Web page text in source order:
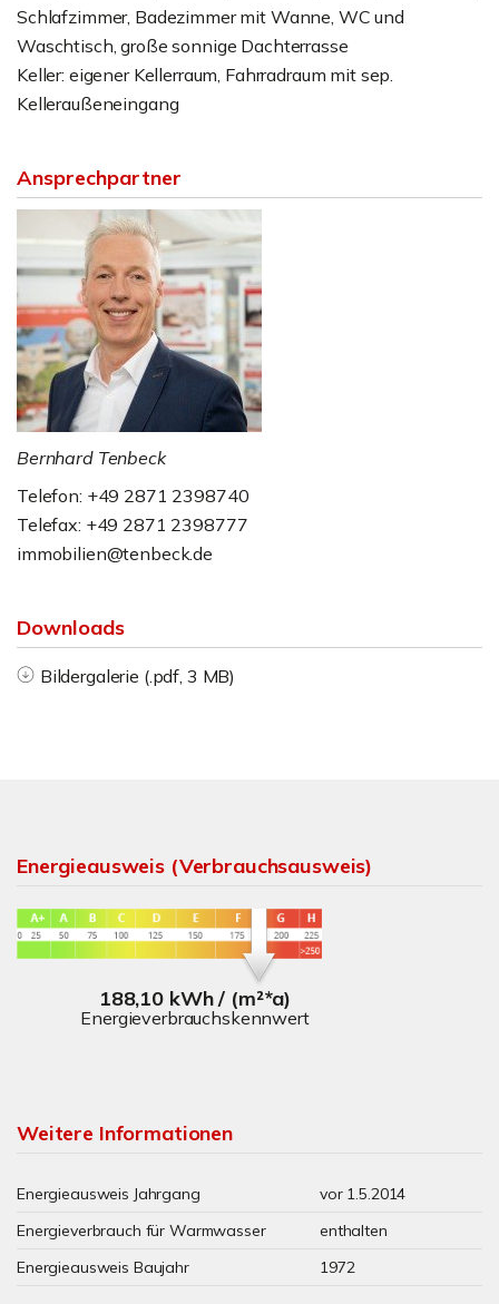
Schlafzimmer, Badezimmer mit Wanne, WC und
Waschtisch, große sonnige Dachterrasse
Keller: eigener Kellerraum, Fahrradraum mit sep.
Kelleraußeneingang
Ansprechpartner
Bernhard Tenbeck
Telefon: +49 2871 2398740
Telefax: +49 2871 2398777
immobilien@tenbeck.de
Downloads
Bildergalerie (.pdf, 3 MB)
Energieausweis (Verbrauchsausweis)
188,10 kWh / (m²*a)
Energieverbrauchskennwert
Weitere Informationen
Energieausweis Jahrgang
vor 1.5.2014
Energieverbrauch für Warmwasser
enthalten
Energieausweis Baujahr
1972